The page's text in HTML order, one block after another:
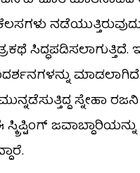
ನಡೆಯುತ್ತಿರುವುದು
ಸಿದ್ಧಪಡಿಸಲಾಗುತ್ತಿದೆ.
ಸ್ನೇಹಾ
ಜವಾಬ್ದಾರಿಯನ್ನು